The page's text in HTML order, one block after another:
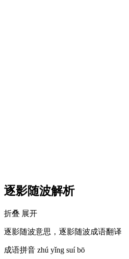
逐影随波解析
折叠 展开
逐影随波意思，逐影随波成语翻译
成语拼音 zhú yǐng suí bō